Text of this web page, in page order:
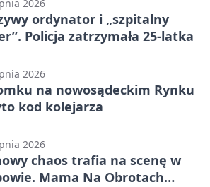
2026
ordynator i „szpitalny
Policja zatrzymała 25-latka
2026
na nowosądeckim Rynku
kod kolejarza
2026
chaos trafia na scenę w
Mama Na Obrotach